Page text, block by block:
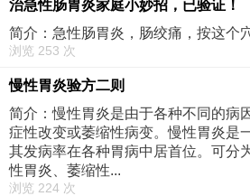
治急性肠胃炎家庭小妙招，已验证！
简介：急性肠胃炎，肠绞痛，按这个
浏览 253 次
慢性胃炎验方二则
简介：慢性胃炎是由于各种不同的病
症性改变或萎缩性病变。慢性胃炎是
其发病率在各种胃病中居首位。可分
性胃炎、萎缩性...
浏览 224 次